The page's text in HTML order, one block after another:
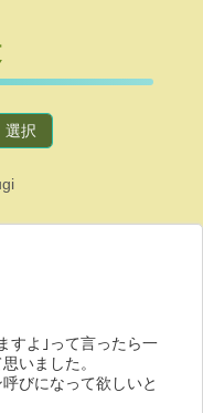
すよ｣って言ったら一
いました。
びになって欲しいと